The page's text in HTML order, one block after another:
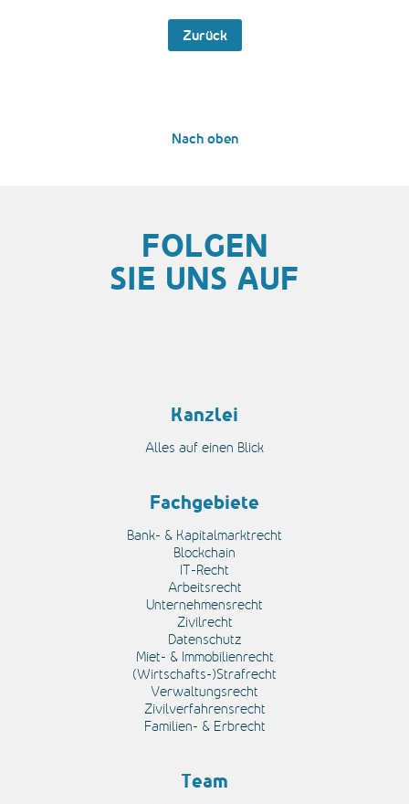
Zurück
Nach oben
FOLGEN
SIE UNS AUF
Kanzlei
Alles auf einen Blick
Fachgebiete
Bank- & Kapitalmarktrecht
Blockchain
IT-Recht
Arbeitsrecht
Unternehmensrecht
Zivilrecht
Datenschutz
Miet- & Immobilienrecht
(Wirtschafts-)Strafrecht
Verwaltungsrecht
Zivilverfahrensrecht
Familien- & Erbrecht
Team